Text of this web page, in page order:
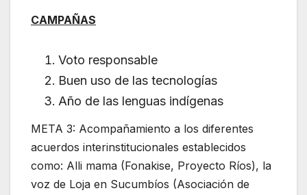
CAMPAÑAS
Voto responsable
Buen uso de las tecnologías
Año de las lenguas indígenas
META 3: Acompañamiento a los diferentes
acuerdos interinstitucionales establecidos
como: Alli mama (Fonakise, Proyecto Ríos), la
voz de Loja en Sucumbíos (Asociación de